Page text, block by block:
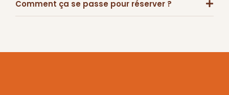
Comment ça se passe pour réserver ?